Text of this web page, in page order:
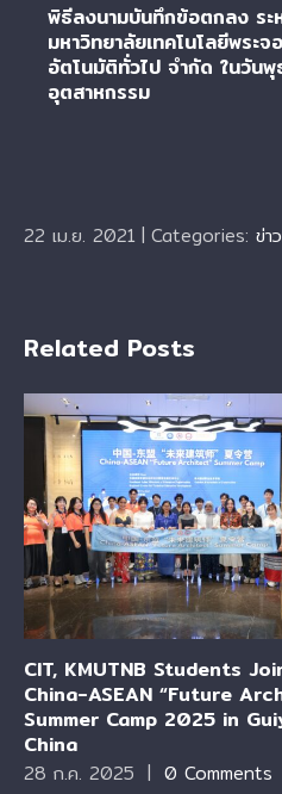
พิธีลงนามบันทึกข้อตกลง ระ
มหาวิทยาลัยเทคโนโลยีพระ
อัตโนมัติทั่วไป จำกัด ในวัน
อุตสาหกรรม
22 เม.ย. 2021 | Categories: ข่า
Related Posts
CIT, KMUTNB Students
China-ASEAN “Future
Summer Camp 2025 in
China
28 ก.ค. 2025 | 0 Comments